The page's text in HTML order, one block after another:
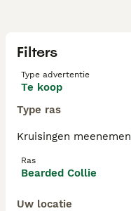
Filters
Type advertentie
Te koop
Type ras
Kruisingen meenemen
Ras
Bearded Collie
Uw locatie